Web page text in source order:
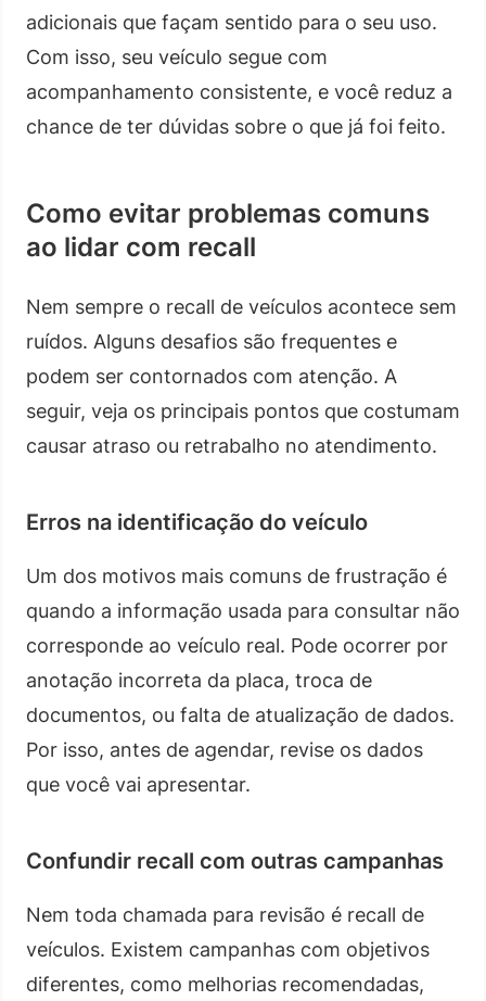
adicionais que façam sentido para o seu uso.
Com isso, seu veículo segue com
acompanhamento consistente, e você reduz a
chance de ter dúvidas sobre o que já foi feito.
Como evitar problemas comuns
ao lidar com recall
Nem sempre o recall de veículos acontece sem
ruídos. Alguns desafios são frequentes e
podem ser contornados com atenção. A
seguir, veja os principais pontos que costumam
causar atraso ou retrabalho no atendimento.
Erros na identificação do veículo
Um dos motivos mais comuns de frustração é
quando a informação usada para consultar não
corresponde ao veículo real. Pode ocorrer por
anotação incorreta da placa, troca de
documentos, ou falta de atualização de dados.
Por isso, antes de agendar, revise os dados
que você vai apresentar.
Confundir recall com outras campanhas
Nem toda chamada para revisão é recall de
veículos. Existem campanhas com objetivos
diferentes, como melhorias recomendadas,